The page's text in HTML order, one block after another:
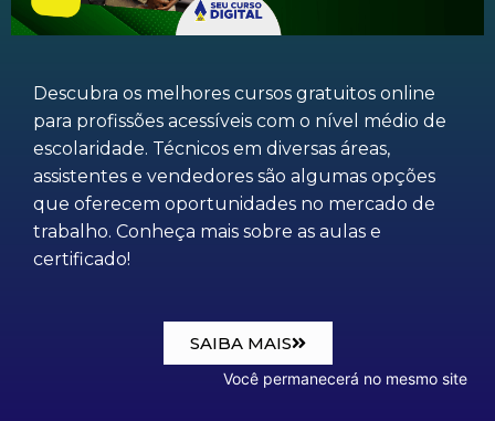
Descubra os melhores cursos gratuitos online
para profissões acessíveis com o nível médio de
escolaridade. Técnicos em diversas áreas,
assistentes e vendedores são algumas opções
que oferecem oportunidades no mercado de
trabalho. Conheça mais sobre as aulas e
certificado!
SAIBA MAIS
Você permanecerá no mesmo site